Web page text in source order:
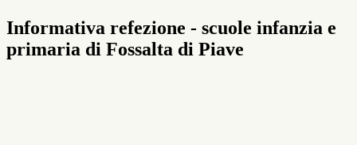
Informativa refezione - scuole infanzia e
primaria di Fossalta di Piave